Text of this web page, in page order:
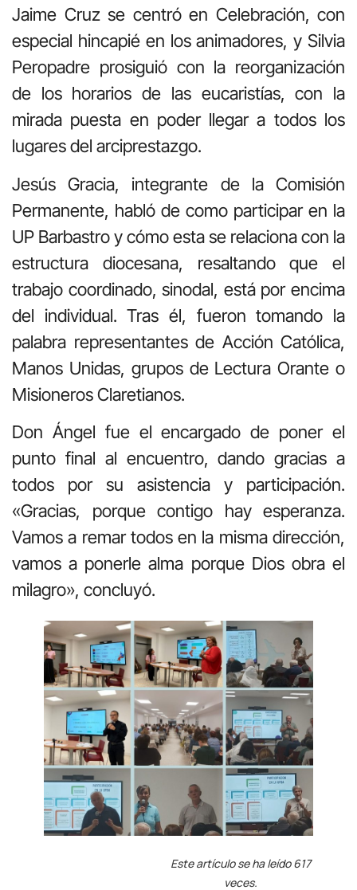
Jaime Cruz se centró en Celebración, con
especial hincapié en los animadores, y Silvia
Peropadre prosiguió con la reorganización
de los horarios de las eucaristías, con la
mirada puesta en poder llegar a todos los
lugares del arciprestazgo.
Jesús Gracia, integrante de la Comisión
Permanente, habló de como participar en la
UP Barbastro y cómo esta se relaciona con la
estructura diocesana, resaltando que el
trabajo coordinado, sinodal, está por encima
del individual. Tras él, fueron tomando la
palabra representantes de Acción Católica,
Manos Unidas, grupos de Lectura Orante o
Misioneros Claretianos.
Don Ángel fue el encargado de poner el
punto final al encuentro, dando gracias a
todos por su asistencia y participación.
«Gracias, porque contigo hay esperanza.
Vamos a remar todos en la misma dirección,
vamos a ponerle alma porque Dios obra el
milagro», concluyó.
Este artículo se ha leído 617
veces.